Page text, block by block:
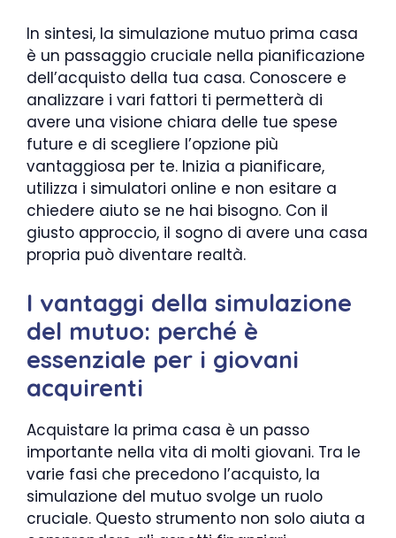
In sintesi, la simulazione mutuo prima casa
è un passaggio cruciale nella pianificazione
dell’acquisto della tua casa. Conoscere e
analizzare i vari fattori ti permetterà di
avere una visione chiara delle tue spese
future e di scegliere l’opzione più
vantaggiosa per te. Inizia a pianificare,
utilizza i simulatori online e non esitare a
chiedere aiuto se ne hai bisogno. Con il
giusto approccio, il sogno di avere una casa
propria può diventare realtà.
I vantaggi della simulazione
del mutuo: perché è
essenziale per i giovani
acquirenti
Acquistare la prima casa è un passo
importante nella vita di molti giovani. Tra le
varie fasi che precedono l’acquisto, la
simulazione del mutuo svolge un ruolo
cruciale. Questo strumento non solo aiuta a